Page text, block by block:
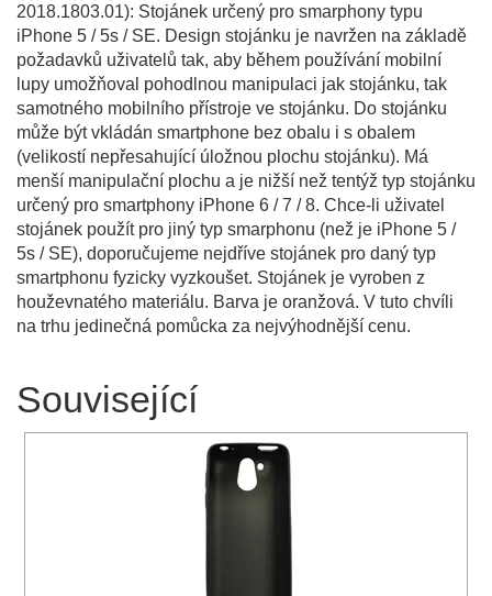
2018.1803.01): Stojánek určený pro smarphony typu
iPhone 5 / 5s / SE. Design stojánku je navržen na základě
požadavků uživatelů tak, aby během používání mobilní
lupy umožňoval pohodlnou manipulaci jak stojánku, tak
samotného mobilního přístroje ve stojánku. Do stojánku
může být vkládán smartphone bez obalu i s obalem
(velikostí nepřesahující úložnou plochu stojánku). Má
menší manipulační plochu a je nižší než tentýž typ stojánku
určený pro smartphony iPhone 6 / 7 / 8. Chce-li uživatel
stojánek použít pro jiný typ smarphonu (než je iPhone 5 /
5s / SE), doporučujeme nejdříve stojánek pro daný typ
smartphonu fyzicky vyzkoušet. Stojánek je vyroben z
houževnatého materiálu. Barva je oranžová. V tuto chvíli
na trhu jedinečná pomůcka za nejvýhodnější cenu.
Související